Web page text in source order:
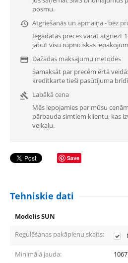
posmu.
 Atgriešanās un apmaiņa - bez
Iegādātās preces varat atgriezt
jābūt visu rūpnīciskas
 Dažādas maksājumu metodes
Samaksāt par precēm ērtā
kredītkarte tieši pasūtījuma

Labākā cena
Mēs lepojamies par mūsu
pārbauda simtiem klientu, kas
veikalu.
Save
Tehniskie dati
Modelis SUN
Regulēšanas pakāpienu skaits:
Minimālā jauda: